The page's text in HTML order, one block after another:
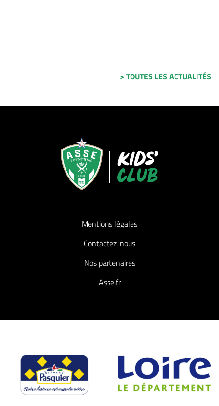
> TOUTES LES ACTUALITÉS
Mentions légales
Contactez-nous
Nos partenaires
Asse.fr